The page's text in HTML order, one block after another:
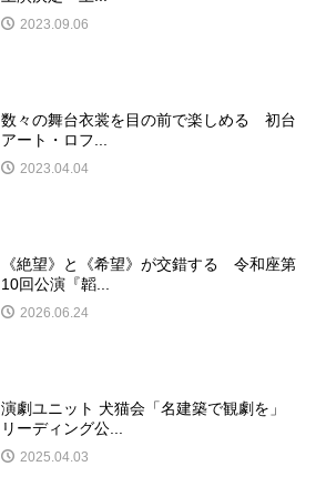
2023.09.06
数々の舞台衣裳を目の前で楽しめる 初台
アート・ロフ...
2023.04.04
《絶望》と《希望》が交錯する 令和座第
10回公演『韜...
2026.06.24
演劇ユニット 犬猫会「名建築で観劇を」
リーディング公...
2025.04.03